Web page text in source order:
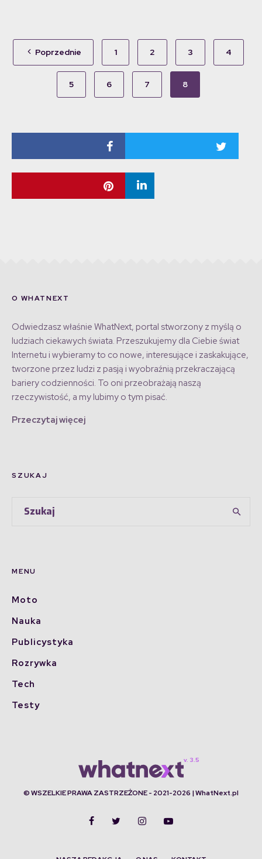
Poprzednie 1 2 3 4
5 6 7 8
O WHATNEXT
Odwiedzasz właśnie WhatNext, portal stworzony z myślą o
ludziach ciekawych świata. Przeszukujemy dla Ciebie świat
Internetu i wybieramy to co nowe, interesujące i zaskakujące,
tworzone przez ludzi z pasją i wyobraźnią przekraczającą
bariery codzienności. To oni przeobrażają naszą
rzeczywistość, a my lubimy o tym pisać.
Przeczytaj więcej
SZUKAJ
MENU
Moto
Nauka
Publicystyka
Rozrywka
Tech
Testy
© WSZELKIE PRAWA ZASTRZEŻONE - 2021-2026 | WhatNext.pl